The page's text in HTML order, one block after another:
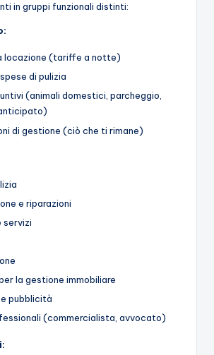
in gruppi funzionali distinti:
locazione (tariffe a notte)
di pulizia
(animali domestici, parcheggio,
di gestione (ciò che ti rimane)
e riparazioni
servizi
la gestione immobiliare
pubblicità
(commercialista, avvocato)